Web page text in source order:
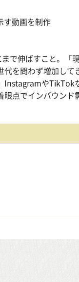
す動画を制作
で伸ばすこと。「
を問わず増加して
InstagramやTikTok
点でインバウンド